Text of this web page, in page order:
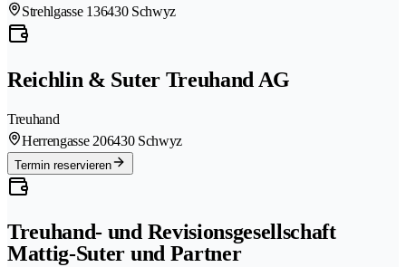
Strehlgasse 136430 Schwyz
Reichlin & Suter Treuhand AG
Treuhand
Herrengasse 206430 Schwyz
Termin reservieren
Treuhand- und Revisionsgesellschaft
Mattig-Suter und Partner